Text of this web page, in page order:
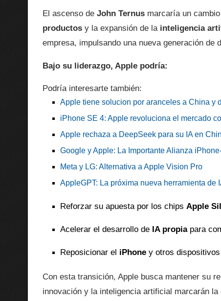
El ascenso de John Ternus marcaría un
productos y la expansión de la inteligencia
empresa, impulsando una nueva generación
Bajo su liderazgo, Apple podría:
Podría interesarte también:
Apple tiene solucion por aranceles a China y
iPhone SE 4: Apple revoluciona el mercado
Apple rechaza a DeepSeek para su IA en
Google y Apple: La Importante Alianza
Meta y LG: Alternativa a Apple Vision Pro
AppleGPT: La próxima nueva herramienta de
Reforzar su apuesta por los chips Apple
Acelerar el desarrollo de IA propiapara
Reposicionar el iPhone y otros
Con esta transición, Apple busca mantener su
innovación y la inteligencia artificial marcarán la